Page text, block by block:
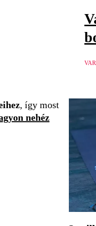
, így most
nehéz